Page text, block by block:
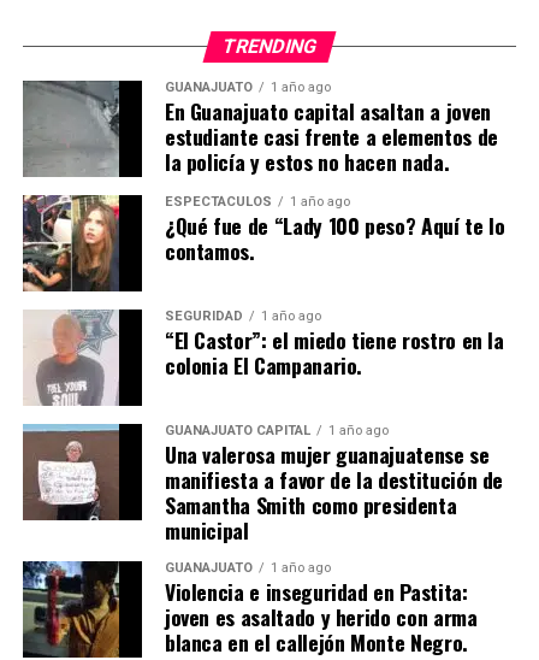
TRENDING
GUANAJUATO 1 año ago
En Guanajuato capital asaltan a joven
estudiante casi frente a elementos de
la policía y estos no hacen nada.
ESPECTÁCULOS 1 año ago
¿Qué fue de “Lady 100 peso? Aquí te lo
contamos.
SEGURIDAD 1 año ago
“El Castor”: el miedo tiene rostro en la
colonia El Campanario.
GUANAJUATO CAPITAL 1 año ago
Una valerosa mujer guanajuatense se
manifiesta a favor de la destitución de
Samantha Smith como presidenta
municipal
GUANAJUATO 1 año ago
Violencia e inseguridad en Pastita:
joven es asaltado y herido con arma
blanca en el callejón Monte Negro.